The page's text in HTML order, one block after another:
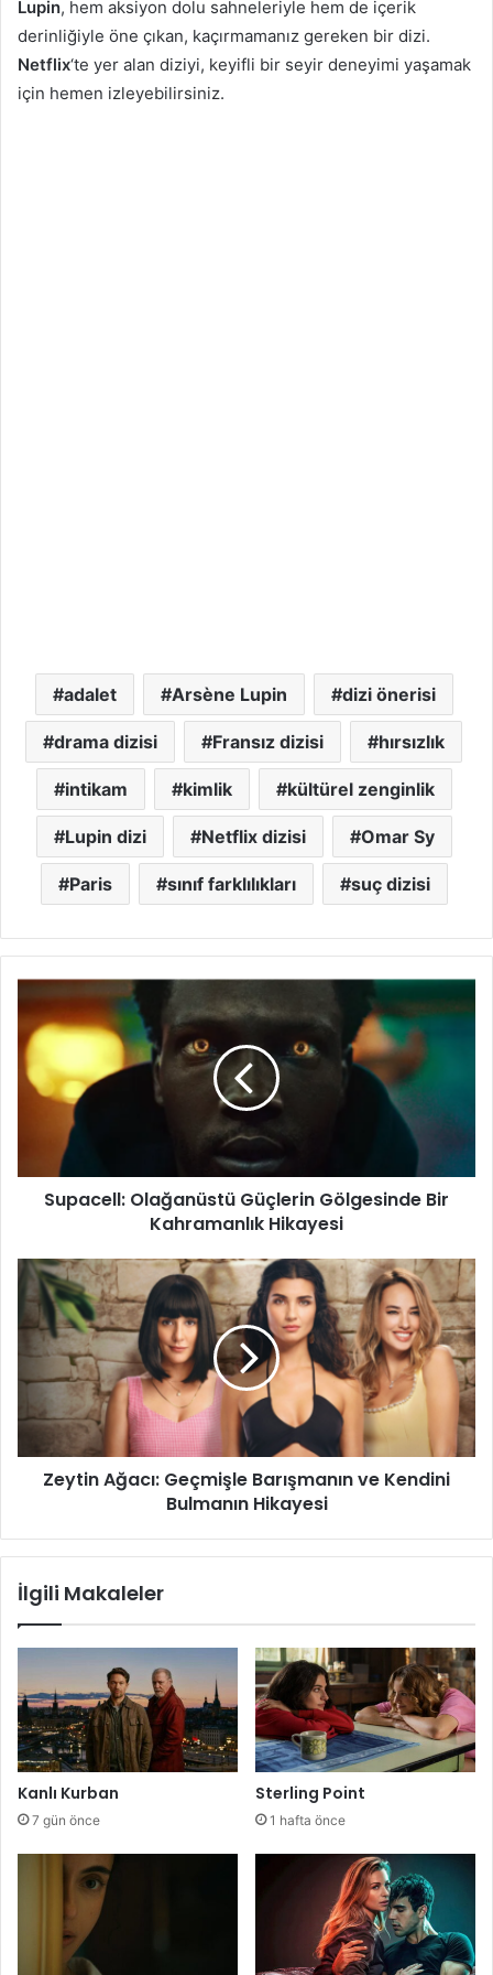
Lupin, hem aksiyon dolu sahneleriyle hem de içerik
derinliğiyle öne çıkan, kaçırmamanız gereken bir dizi.
Netflix‘te yer alan diziyi, keyifli bir seyir deneyimi yaşamak
için hemen izleyebilirsiniz.
adalet Arsène Lupin dizi önerisi
drama dizisi Fransız dizisi hırsızlık
intikam kimlik kültürel zenginlik
Lupin dizi Netflix dizisi Omar Sy
Paris sınıf farklılıkları suç dizisi
Olağanüstü
Güçlerin
Bir
Kahramanlık
Hikayesi
Supacell: Olağanüstü Güçlerin Gölgesinde Bir
Kahramanlık Hikayesi
Zeytin
Ağacı:
Geçmişle
Barışmanın
ve
Kendini
Bulmanın
Hikayesi
Zeytin Ağacı: Geçmişle Barışmanın ve Kendini
Bulmanın Hikayesi
İlgili Makaleler
Kanlı Kurban
7 gün önce
Sterling Point
1 hafta önce